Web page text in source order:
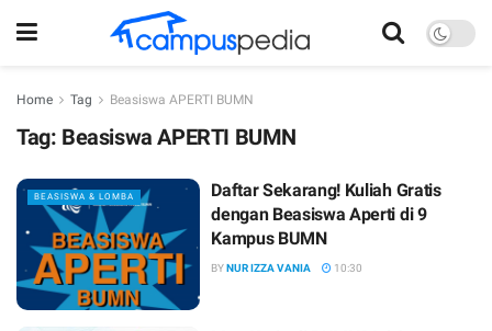
Home Tag Beasiswa APERTI BUMN
Tag: Beasiswa APERTI BUMN
BEASISWA & LOMBA
Daftar Sekarang! Kuliah Gratis
dengan Beasiswa Aperti di 9
Kampus BUMN
BYNUR IZZA VANIA 10:30